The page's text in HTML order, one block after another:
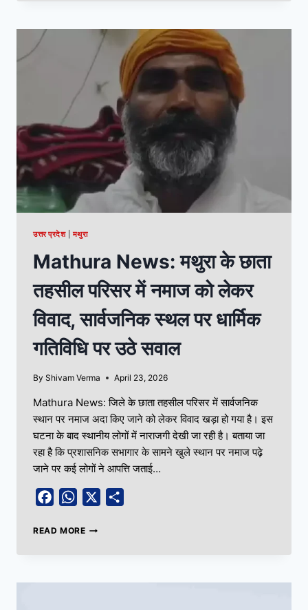
उत्तर प्रदेश|मथुरा
Mathura News: मथुरा के छाता
तहसील परिसर में नमाज को लेकर
विवाद, सार्वजनिक स्थल पर धार्मिक
गतिविधि पर उठे सवाल
By Shivam Verma April 23, 2026
Mathura News: जिले के छाता तहसील परिसर में सार्वजनिक
स्थान पर नमाज अदा किए जाने को लेकर विवाद खड़ा हो गया है। इस
घटना के बाद स्थानीय लोगों में नाराजगी देखी जा रही है। बताया जा
रहा है कि प्रशासनिक सभागार के सामने खुले स्थान पर नमाज पढ़े
जाने पर कई लोगों ने आपत्ति जताई…
FacebookWhatsApp
READ MORE